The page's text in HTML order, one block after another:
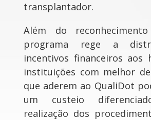
transplantador.
Além do
programa rege a
incentivos financeiros aos
instituições com melhor
que aderem ao QualiDot
um custeio
realização dos